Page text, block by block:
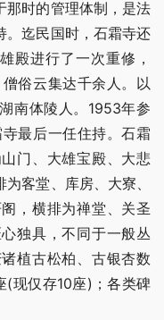
那时的管理体制，是法
。迄民国时，石霜寺还
殿进行了一次重修，
俗云集达千余人。以
南体陵人。1953年参
最后一任住持。石霜
门、大雄宝殿、大悲
客堂、库房、大寮、
，横排为禅堂、关圣
独具，不同于一般丛
植古松柏、古银杏数
(现仅存10座)；各类碑